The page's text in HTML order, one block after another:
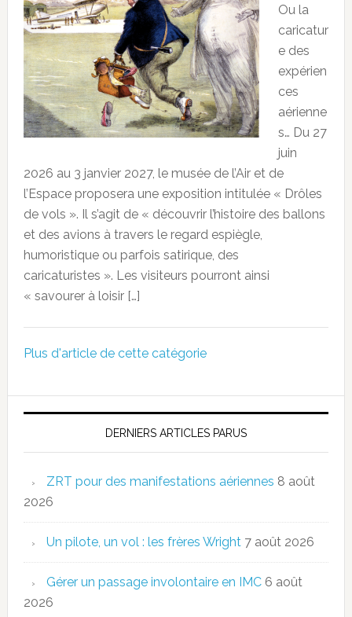
Ou la
caricatur
e des
expérien
ces
aérienne
s… Du 27
juin
2026 au 3 janvier 2027, le musée de l’Air et de
l’Espace proposera une exposition intitulée « Drôles
de vols ». Il s’agit de « découvrir l’histoire des ballons
et des avions à travers le regard espiègle,
humoristique ou parfois satirique, des
caricaturistes ». Les visiteurs pourront ainsi
« savourer à loisir […]
Plus d'article de cette catégorie
DERNIERS ARTICLES PARUS
ZRT pour des manifestations aériennes 8 août
2026
Un pilote, un vol : les frères Wright 7 août 2026
Gérer un passage involontaire en IMC 6 août
2026